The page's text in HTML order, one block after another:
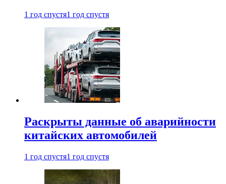
1 год спустя1 год спустя
Раскрыты данные об аварийности
китайских автомобилей
1 год спустя1 год спустя